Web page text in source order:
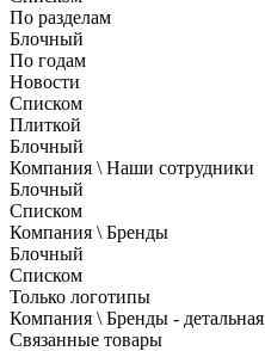
По разделам
Блочный
По годам
Новости
Списком
Плиткой
Блочный
Компания \ Наши сотрудники
Блочный
Списком
Компания \ Бренды
Блочный
Списком
Только логотипы
Компания \ Бренды - детальная
Связанные товары